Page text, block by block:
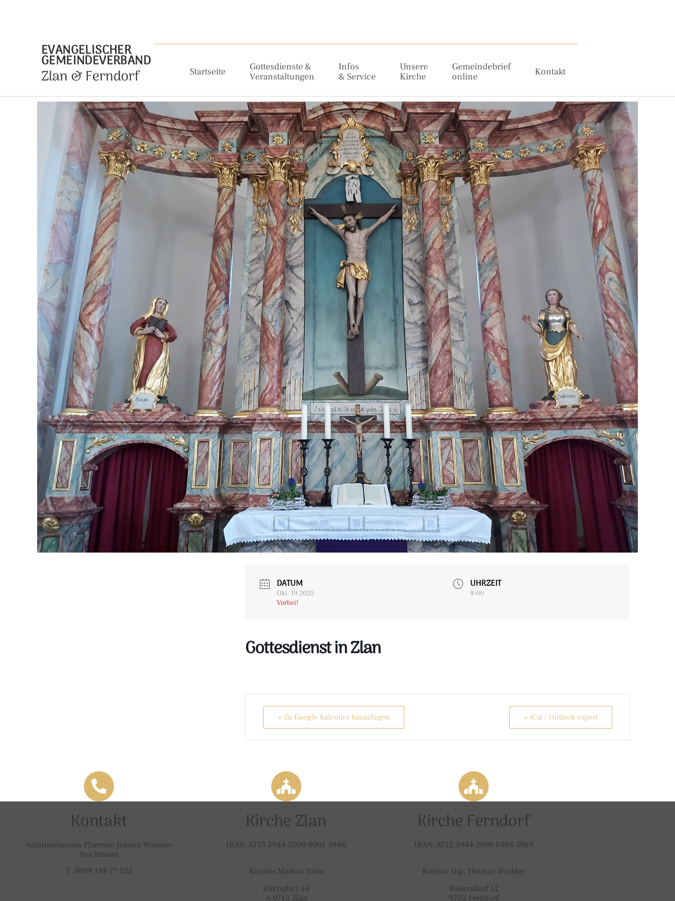
EVANGELISCHER
GEMEINDEVERBAND
Zlan & Ferndorf Startseite
Gottesdienste &
Veranstaltungen
Infos
& Service
Unsere
Kirche
Gemeindebrief
online
Kontakt
DATUM
Okt. 19 2025
Vorbei!
UHRZEIT
9:00
Gottesdienst in Zlan
+ Zu Google Kalender hinzufügen + iCal / Outlook export
Kontakt
Administratorin Pfarrerin Jessica Warnke-
Stockmann
T 0699 188 77 255
Kirche Zlan
IBAN: AT13 3944 2000 0002 3846
Kurator Markus Torta
Kirchplatz 14
A-9713 Zlan
Kirche Ferndorf
IBAN: AT12 3944 2000 0404 5969
Kurator Ing. Thomas Winkler
Rudersdorf 12
9702 Ferndorf